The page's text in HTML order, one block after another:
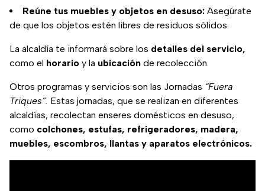
Reúne tus muebles y objetos en desuso: Asegúrate
de que los objetos estén libres de residuos sólidos.
La alcaldía te informará sobre los detalles del servicio,
como el horario y la ubicación de recolección.
Otros programas y servicios son las Jornadas “Fuera
Triques”. Estas jornadas, que se realizan en diferentes
alcaldías, recolectan enseres domésticos en desuso,
como colchones, estufas, refrigeradores, madera,
muebles, escombros, llantas y aparatos electrónicos.